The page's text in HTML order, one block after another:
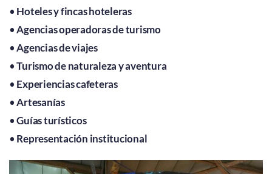
• Hoteles y fincas hoteleras
•Agencias operadoras de turismo
•Agencias de viajes
•Turismo de naturaleza y aventura
• Experiencias cafeteras
•Artesanías
•Guías turísticos
• Representación institucional